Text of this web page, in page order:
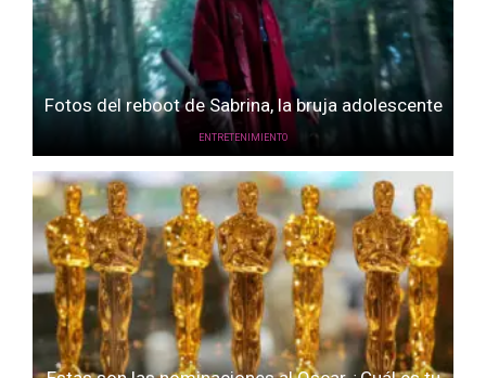
Fotos del reboot de Sabrina, la bruja adolescente
ENTRETENIMIENTO